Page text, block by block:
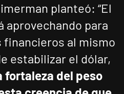
planteó: “El
aprovechando para
al mismo
estabilizar el dólar,
fortaleza del peso